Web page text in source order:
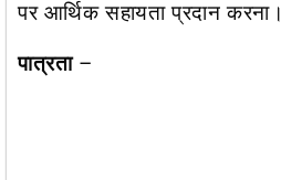
पर आर्थिक सहायता प्रदान करना। ​
पात्रता–